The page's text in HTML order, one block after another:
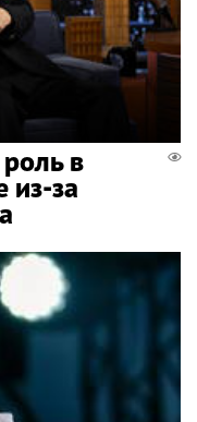
в
из-за